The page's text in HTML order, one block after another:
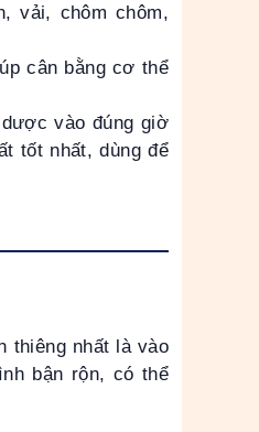
vải, chôm chôm,
cân bằng cơ thể
vào đúng giờ
tốt nhất, dùng để
thiêng nhất là vào
bận rộn, có thể